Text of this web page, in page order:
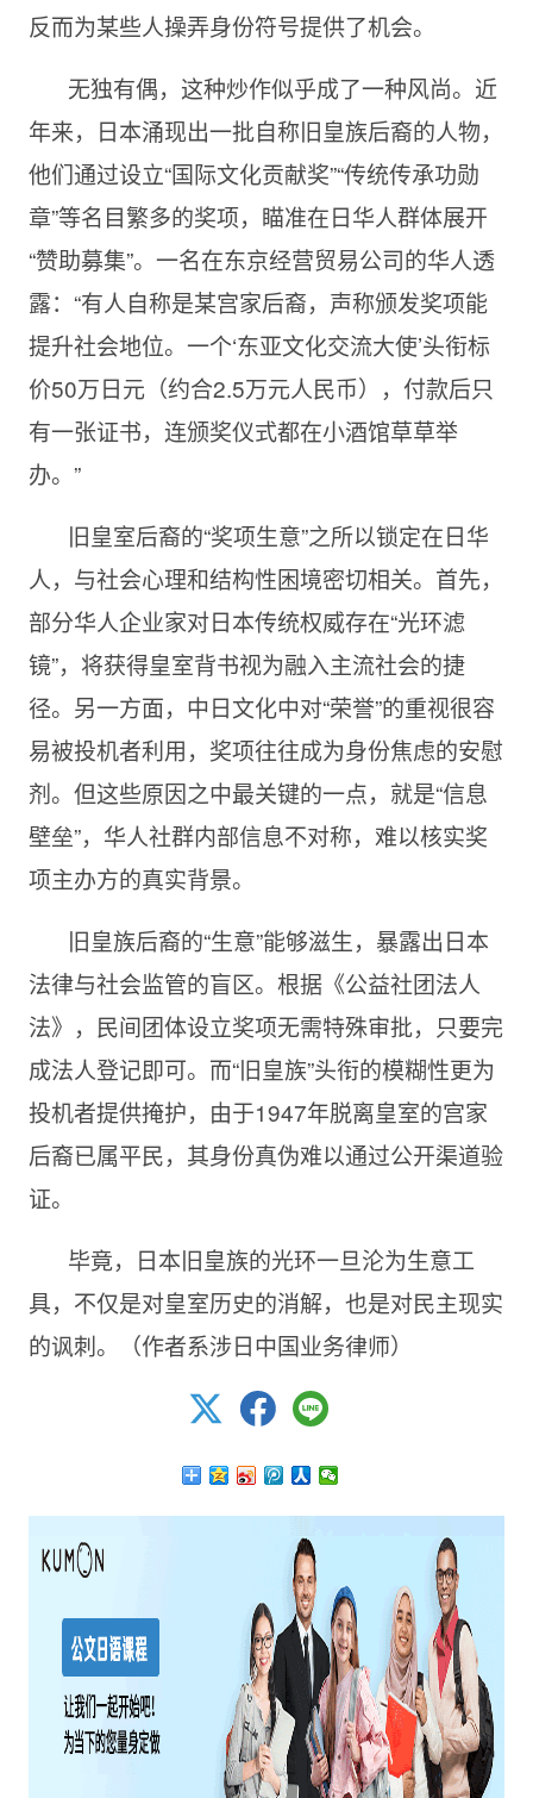
反而为某些人操弄身份符号提供了机会。
无独有偶，这种炒作似乎成了一种风尚。近
年来，日本涌现出一批自称旧皇族后裔的人物，
他们通过设立“国际文化贡献奖”“传统传承功勋
章”等名目繁多的奖项，瞄准在日华人群体展开
“赞助募集”。一名在东京经营贸易公司的华人透
露：“有人自称是某宫家后裔，声称颁发奖项能
提升社会地位。一个‘东亚文化交流大使’头衔标
价50万日元（约合2.5万元人民币），付款后只
有一张证书，连颁奖仪式都在小酒馆草草举
办。”
旧皇室后裔的“奖项生意”之所以锁定在日华
人，与社会心理和结构性困境密切相关。首先，
部分华人企业家对日本传统权威存在“光环滤
镜”，将获得皇室背书视为融入主流社会的捷
径。另一方面，中日文化中对“荣誉”的重视很容
易被投机者利用，奖项往往成为身份焦虑的安慰
剂。但这些原因之中最关键的一点，就是“信息
壁垒”，华人社群内部信息不对称，难以核实奖
项主办方的真实背景。
旧皇族后裔的“生意”能够滋生，暴露出日本
法律与社会监管的盲区。根据《公益社团法人
法》，民间团体设立奖项无需特殊审批，只要完
成法人登记即可。而“旧皇族”头衔的模糊性更为
投机者提供掩护，由于1947年脱离皇室的宫家
后裔已属平民，其身份真伪难以通过公开渠道验
证。
毕竟，日本旧皇族的光环一旦沦为生意工
具，不仅是对皇室历史的消解，也是对民主现实
的讽刺。（作者系涉日中国业务律师）